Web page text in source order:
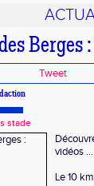
Berges
Tweet
stade
vidéos ...
Le 10